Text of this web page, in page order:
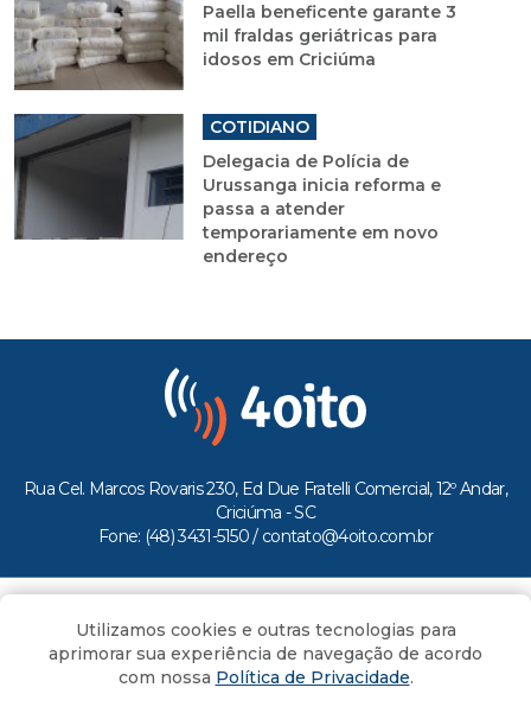
Paella beneficente garante 3
mil fraldas geriátricas para
idosos em Criciúma
COTIDIANO
Delegacia de Polícia de
Urussanga inicia reforma e
passa a atender
temporariamente em novo
endereço
Rua Cel. Marcos Rovaris 230, Ed Due Fratelli Comercial, 12º Andar,
Criciúma - SC
Fone: (48) 3431-5150 / contato@4oito.com.br
Todos os direitos reservados ao Portal 4oito
Utilizamos cookies e outras tecnologias para
aprimorar sua experiência de navegação de acordo
com nossa Política de Privacidade.